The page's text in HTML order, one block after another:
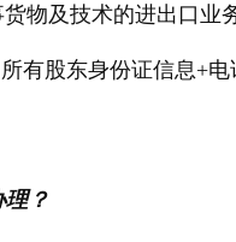
物及技术的进出口业
有股东身份证信息+电
理？